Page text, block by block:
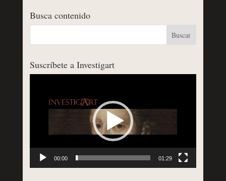
Busca contenido
Suscríbete a Investigart
00:00 01:29